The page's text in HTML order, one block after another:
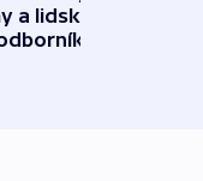
a lidské